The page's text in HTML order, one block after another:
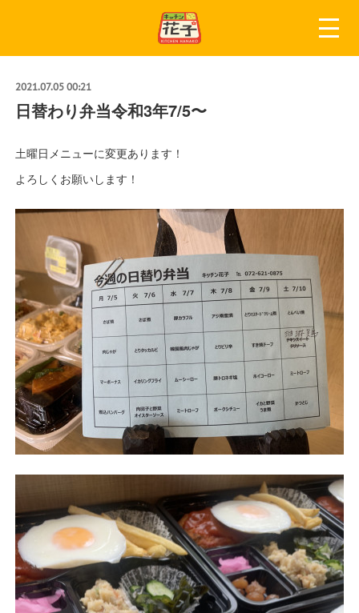
2021.07.05 00:21
日替わり弁当令和3年7/5〜
土曜日メニューに変更あります！
よろしくお願いします！